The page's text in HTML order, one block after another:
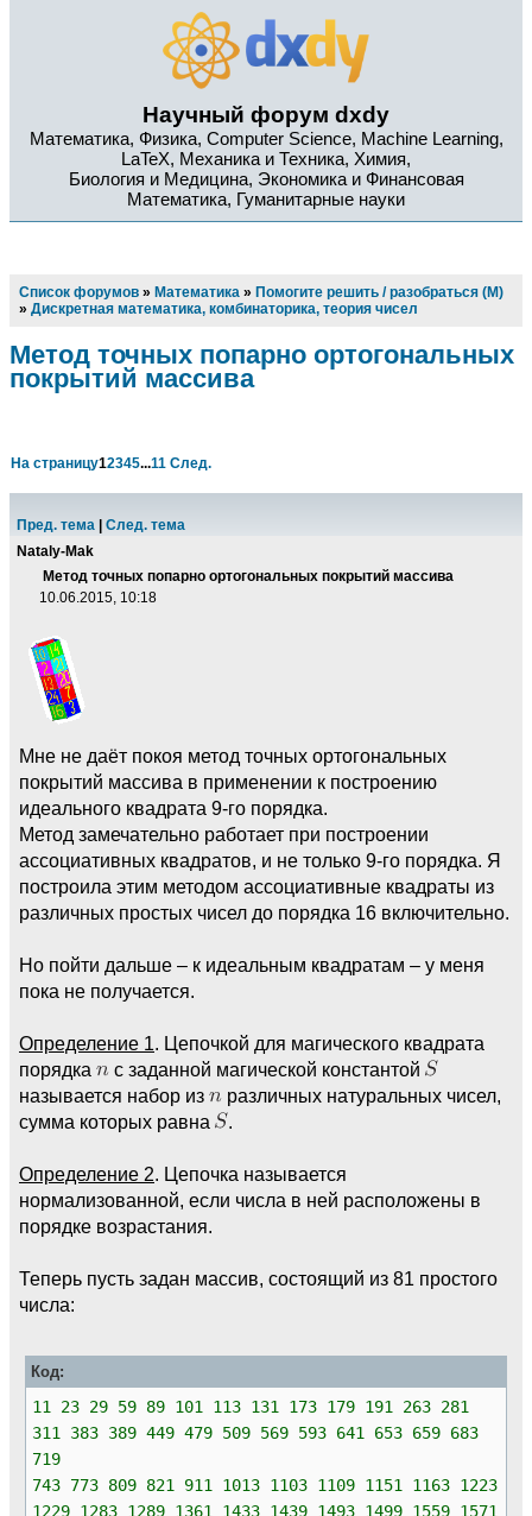
Научный форум dxdy
Математика, Физика, Computer Science, Machine Learning,
LaTeX, Механика и Техника, Химия,
Биология и Медицина, Экономика и Финансовая
Математика, Гуманитарные науки
Список форумов » Математика » Помогите решить / разобраться (М)
» Дискретная математика, комбинаторика, теория чисел
Метод точных попарно ортогональных
покрытий массива
На страницу12345...11 След.
Пред. тема
След. тема
Nataly-Mak
Метод точных попарно ортогональных покрытий массива
10.06.2015, 10:18
Мне не даёт покоя метод точных ортогональных
покрытий массива в применении к построению
идеального квадрата 9-го порядка.
Метод замечательно работает при построении
ассоциативных квадратов, и не только 9-го порядка. Я
построила этим методом ассоциативные квадраты из
различных простых чисел до порядка 16 включительно.
Но пойти дальше – к идеальным квадратам – у меня
пока не получается.
Определение 1. Цепочкой для магического квадрата
порядка
с заданной магической константой
называется набор из
различных натуральных чисел,
сумма которых равна
.
Определение 2. Цепочка называется
нормализованной, если числа в ней расположены в
порядке возрастания.
Теперь пусть задан массив, состоящий из 81 простого
числа:
Код:
11 23 29 59 89 101 113 131 173 179 191 263 281
311 383 389 449 479 509 569 593 641 653 659 683
719
743 773 809 821 911 1013 1103 1109 1151 1163 1223
1229 1283 1289 1361 1433 1439 1493 1499 1559 1571